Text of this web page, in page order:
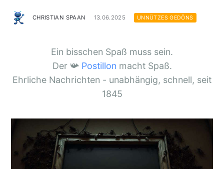
CHRISTIAN SPAAN 13.06.2025 UNNÜTZES GEDÖNS
Ein bisschen Spaß muss sein.
Der 📯 Postillon macht Spaß.
Ehrliche Nachrichten - unabhängig, schnell, seit
1845